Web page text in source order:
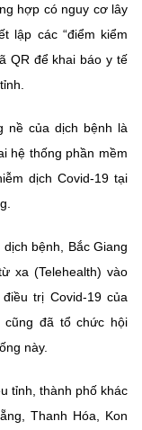
hợp có nguy cơ lây
lập các “điểm kiểm
QR để khai báo y tế
nề của dịch bệnh là
hệ thống phần mềm
dịch Covid-19 tại
bệnh, Bắc Giang
xa (Telehealth) vào
trị Covid-19 của
cũng đã tổ chức hội
này.
tỉnh, thành phố khác
Thanh Hóa, Kon